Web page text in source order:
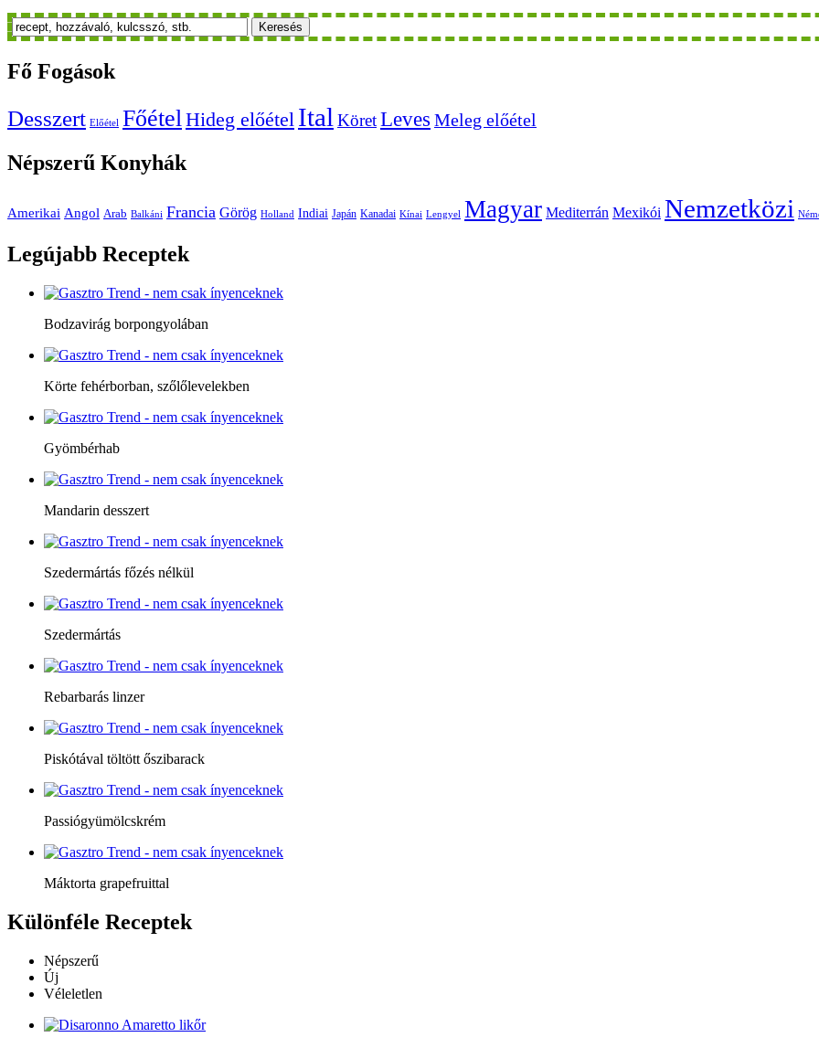
Keresés
Fő Fogások
Desszert Előétel FőételHideg előétel Ital KöretLeves Meleg előétel
Népszerű Konyhák
Amerikai Angol Arab Balkáni Francia Görög Holland Indiai Japán Kanadai Kínai Lengyel Magyar Mediterrán Mexikói Nemzetközi
Legújabb Receptek
Bodzavirág borpongyolában
Körte fehérborban, szőlőlevelekben
Gyömbérhab
Mandarin desszert
Szedermártás főzés nélkül
Szedermártás
Rebarbarás linzer
Piskótával töltött őszibarack
Passiógyümölcskrém
Máktorta grapefruittal
Különféle Receptek
Népszerű
Új
Véleletlen